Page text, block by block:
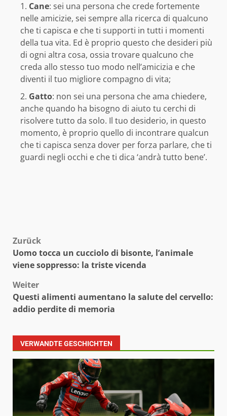
Cane: sei una persona che crede fortemente
nelle amicizie, sei sempre alla ricerca di qualcuno
che ti capisca e che ti supporti in tutti i momenti
della tua vita. Ed è proprio questo che desideri più
di ogni altra cosa, ossia trovare qualcuno che
creda allo stesso tuo modo nell’amicizia e che
diventi il tuo migliore compagno di vita;
Gatto: non sei una persona che ama chiedere,
anche quando ha bisogno di aiuto tu cerchi di
risolvere tutto da solo. Il tuo desiderio, in questo
momento, è proprio quello di incontrare qualcun
che ti capisca senza dover per forza parlare, che ti
guardi negli occhi e che ti dica ‘andrà tutto bene’.
Beitragsnavigation
Zurück
Uomo tocca un cucciolo di bisonte, l’animale
viene soppresso: la triste vicenda
Weiter
Questi alimenti aumentano la salute del cervello:
addio perdite di memoria
VERWANDTE GESCHICHTEN